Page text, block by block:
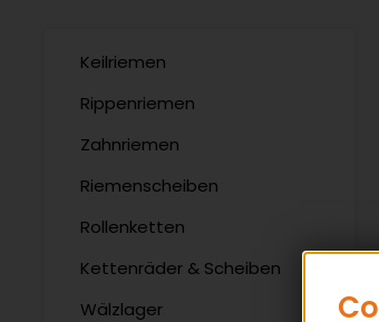
Keilriemen
Rippenriemen
Zahnriemen
Riemenscheiben
Rollenketten
Kettenräder & Scheiben
Wälzlager